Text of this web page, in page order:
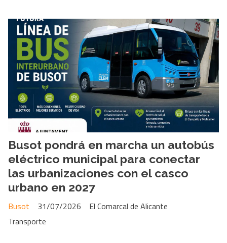
Busot pondrá en marcha un autobús
eléctrico municipal para conectar
las urbanizaciones con el casco
urbano en 2027
El Comarcal de Alicante
Busot
31/07/2026
Transporte